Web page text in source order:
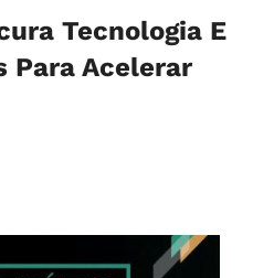
Tecnologia E
Para Acelerar